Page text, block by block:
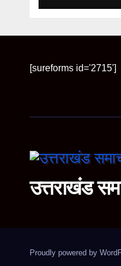
[sureforms id='2715']
उत्तराखंड
Proudly powered by